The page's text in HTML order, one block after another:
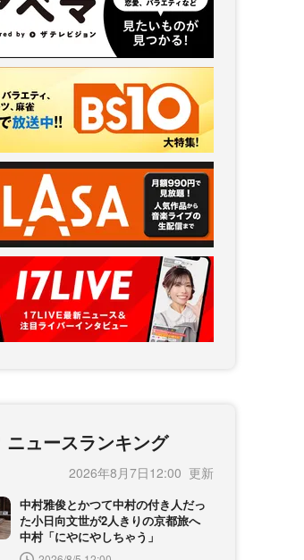
ニュースランキング
2026年8月7日12:00
中村雅俊とかつて中村の付き人だっ
た小日向文世が2人きりの京都旅へ
中村「にやにやしちゃう」